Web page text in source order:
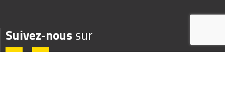
Suivez-nous sur